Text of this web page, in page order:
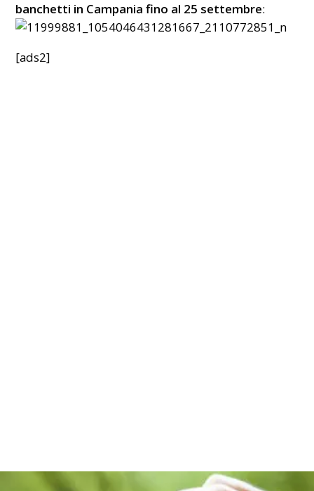
banchetti in Campania fino al 25 settembre:
[ads2]